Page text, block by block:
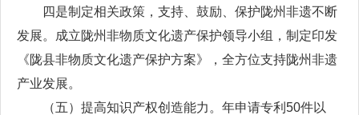
四是制定相关政策，支持、鼓励、保护陇州非遗不断
发展。成立陇州非物质文化遗产保护领导小组，制定印发
《陇县非物质文化遗产保护方案》，全方位支持陇州非遗
产业发展。
（五）提高知识产权创造能力。年申请专利50件以